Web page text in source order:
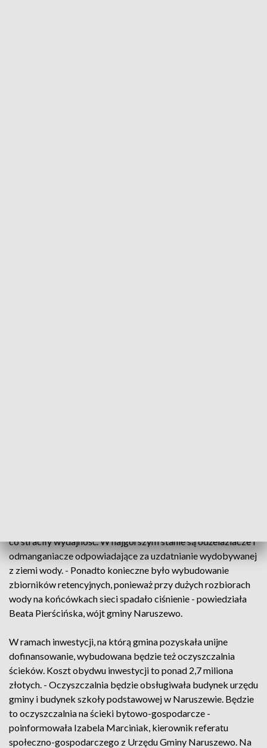
co straciły wydajność. W najgorszym stanie są odżelaziacze i
odmanganiacze odpowiadające za uzdatnianie wydobywanej
z ziemi wody. - Ponadto konieczne było wybudowanie
zbiorników retencyjnych, ponieważ przy dużych rozbiorach
wody na końcówkach sieci spadało ciśnienie - powiedziała
Beata Pierścińska, wójt gminy Naruszewo.
W ramach inwestycji, na którą gmina pozyskała unijne
dofinansowanie, wybudowana będzie też oczyszczalnia
ścieków. Koszt obydwu inwestycji to ponad 2,7 miliona
złotych. - Oczyszczalnia będzie obsługiwała budynek urzędu
gminy i budynek szkoły podstawowej w Naruszewie. Będzie
to oczyszczalnia na ścieki bytowo-gospodarcze -
poinformowała Izabela Marciniak, kierownik referatu
społeczno-gospodarczego z Urzędu Gminy Naruszewo. Na